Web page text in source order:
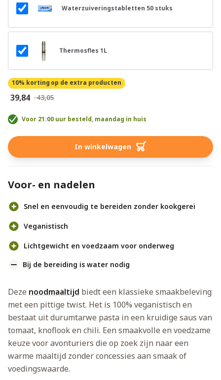
Waterzuiveringstabletten 50 stuks
Thermosfles 1L
10% korting op de extra producten
€ 39,84 € 43,05
Voor 21:00 uur besteld, maandag in huis
In winkelwagen
Voor- en nadelen
Snel en eenvoudig te bereiden zonder kookgerei
Veganistisch
Lichtgewicht en voedzaam voor onderweg
Bij de bereiding is water nodig
Deze noodmaaltijd biedt een klassieke smaakbeleving
met een pittige twist. Het is 100% veganistisch en
bestaat uit durumtarwe pasta in een kruidige saus van
tomaat, knoflook en chili. Een smaakvolle en voedzame
keuze voor avonturiers die op zoek zijn naar een
warme maaltijd zonder concessies aan smaak of
voedingswaarde.